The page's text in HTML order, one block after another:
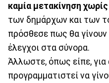
καμία μετακίνηση χωρίς
των δημάρχων και των
πρόσθεσε πως θα γίνουν
έλεγχοι στα σύνορα.
Άλλωστε, όπως είπε, για
προγραμματιστεί να